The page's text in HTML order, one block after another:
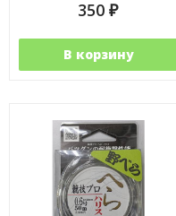
350 ₽
В корзину